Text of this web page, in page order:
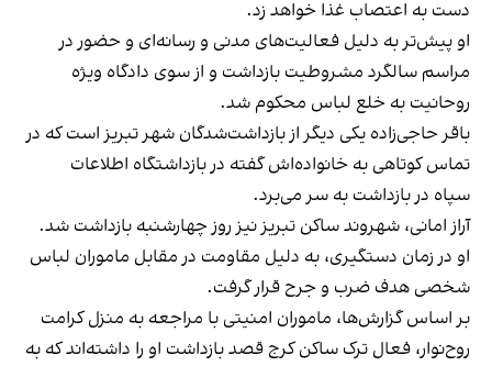
دست به اعتصاب غذا خواهد زد.
او پیش‌تر به دلیل فعالیت‌های مدنی و رسانه‌ای و حضور در
مراسم سالگرد مشروطیت بازداشت و از سوی دادگاه ویژه
روحانیت به خلع لباس محکوم شد.
باقر حاجی‌زاده یکی دیگر از بازداشت‌شدگان شهر تبریز است که در
تماس کوتاهی به خانواده‌اش گفته در بازداشتگاه اطلاعات
سپاه در بازداشت به سر می‌برد.
آراز امانی، شهروند ساکن تبریز نیز روز چهارشنبه بازداشت شد.
او در زمان دستگیری، به دلیل مقاومت در مقابل ماموران لباس
شخصی هدف ضرب و جرح قرار گرفت.
بر اساس گزارش‌ها، ماموران امنیتی با مراجعه به منزل کرامت
روح‌نوار، فعال ترک ساکن کرج قصد بازداشت او را داشته‌اند که به